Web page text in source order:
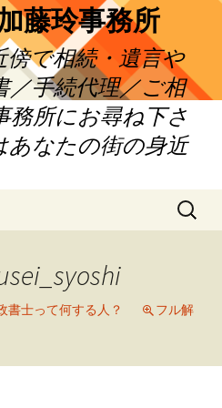
藤玲事務所
で相続・遺言や
手続代理／ご相
務所にお尋ね下さ
なたの街の身近
検
索:
書士って何する人？
フル解